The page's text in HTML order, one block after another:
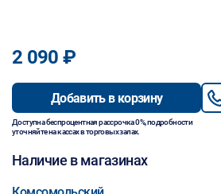
2 090 ₽
Добавить в корзину
Доступна беспроцентная рассрочка 0%, подробности
уточняйте на кассах в торговых залах.
Наличие в магазинах